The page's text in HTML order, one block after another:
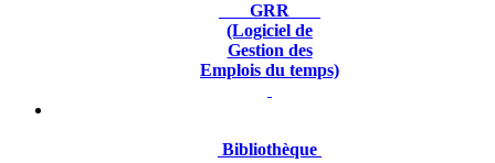
GRR
(Logiciel de
Gestion des
Emplois du temps)
Bibliothèque